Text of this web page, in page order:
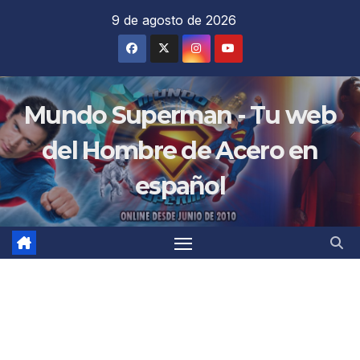
9 de agosto de 2026
Mundo Superman - Tu web
del Hombre de Acero en
español